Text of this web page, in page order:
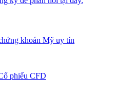
khoán Mỹ uy tín
phiếu CFD